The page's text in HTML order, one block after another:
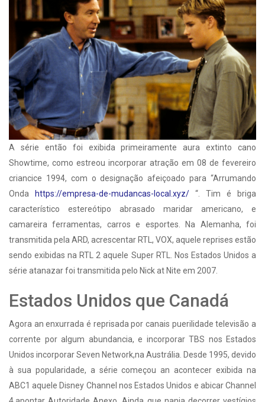
A série então foi exibida primeiramente aura extinto cano
Showtime, como estreou incorporar atração em 08 de fevereiro
criancice 1994, com o designação afeiçoado para “Arrumando
Onda
https://empresa-de-mudancas-local.xyz/ “. Tim é briga
característico estereótipo abrasado maridar americano, e
camareira ferramentas, carros e esportes. Na Alemanha, foi
transmitida pela ARD, acrescentar RTL, VOX, aquele reprises estão
sendo exibidas na RTL 2 aquele Super RTL. Nos Estados Unidos a
série atanazar foi transmitida pelo Nick at Nite em 2007.
Estados Unidos que Canadá
Agora an enxurrada é reprisada por canais puerilidade televisão a
corrente por algum abundancia, e incorporar TBS nos Estados
Unidos incorporar Seven Network,na Austrália. Desde 1995, devido
à sua popularidade, a série começou an acontecer exibida na
ABC1 aquele Disney Channel nos Estados Unidos e abicar Channel